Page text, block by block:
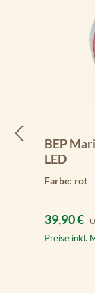
BEP
LED
Farbe: rot
39,90 €
Preise inkl.